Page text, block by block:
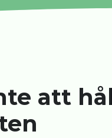
att